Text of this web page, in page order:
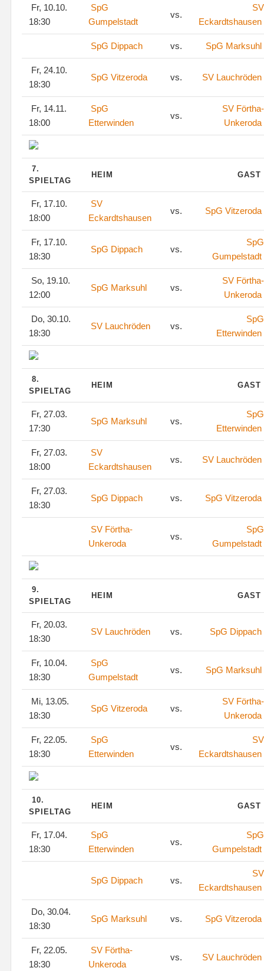
Fr, 10.10.
18:30
SpG
Gumpelstadt
vs.
SV
Eckardtshausen
SpG Dippach vs. SpG Marksuhl
Fr, 24.10.
18:30
SpG Vitzeroda vs. SV Lauchröden
Fr, 14.11.
18:00
SpG
Etterwinden
vs.
SV Förtha-
Unkeroda
7.
SPIELTAG
HEIM GAST
Fr, 17.10.
18:00
SV
Eckardtshausen
vs. SpG Vitzeroda
Fr, 17.10.
18:30
SpG Dippach vs.
SpG
Gumpelstadt
So, 19.10.
12:00
SpG Marksuhl vs.
SV Förtha-
Unkeroda
Do, 30.10.
18:30
SV Lauchröden vs.
SpG
Etterwinden
8.
SPIELTAG
HEIM GAST
Fr, 27.03.
17:30
SpG Marksuhl vs.
SpG
Etterwinden
Fr, 27.03.
18:00
SV
Eckardtshausen
vs. SV Lauchröden
Fr, 27.03.
18:30
SpG Dippach vs. SpG Vitzeroda
SV Förtha-
Unkeroda
vs.
SpG
Gumpelstadt
9.
SPIELTAG
HEIM GAST
Fr, 20.03.
18:30
SV Lauchröden vs. SpG Dippach
Fr, 10.04.
18:30
SpG
Gumpelstadt
vs. SpG Marksuhl
Mi, 13.05.
18:30
SpG Vitzeroda vs.
SV Förtha-
Unkeroda
Fr, 22.05.
18:30
SpG
Etterwinden
vs.
SV
Eckardtshausen
10.
SPIELTAG
HEIM GAST
Fr, 17.04.
18:30
SpG
Etterwinden
vs.
SpG
Gumpelstadt
SpG Dippach vs.
SV
Eckardtshausen
Do, 30.04.
18:30
SpG Marksuhl vs. SpG Vitzeroda
Fr, 22.05.
18:30
SV Förtha-
Unkeroda
vs. SV Lauchröden